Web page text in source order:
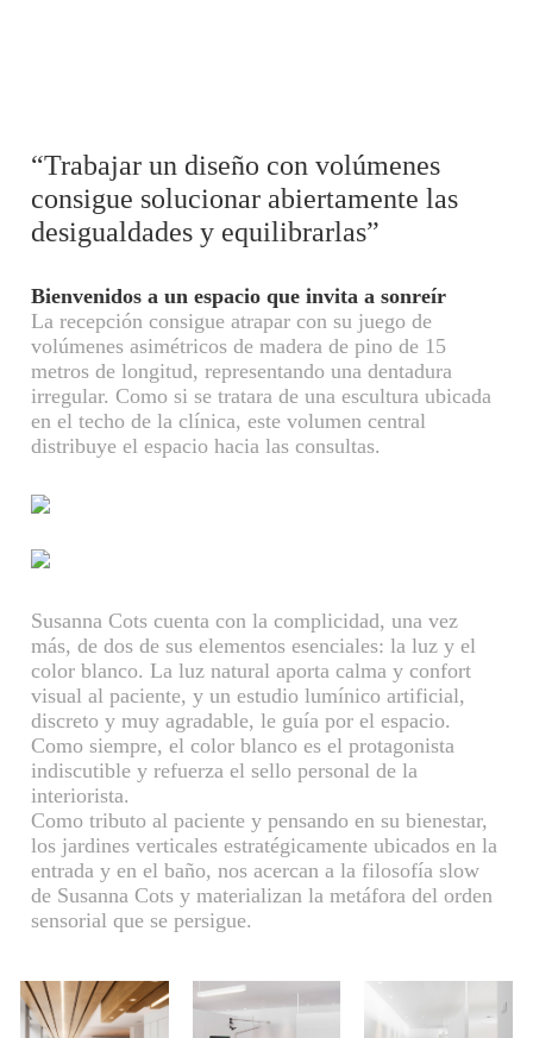
“Trabajar un diseño con volúmenes
consigue solucionar abiertamente las
desigualdades y equilibrarlas”
Bienvenidos a un espacio que invita a sonreír
La recepción consigue atrapar con su juego de
volúmenes asimétricos de madera de pino de 15
metros de longitud, representando una dentadura
irregular. Como si se tratara de una escultura ubicada
en el techo de la clínica, este volumen central
distribuye el espacio hacia las consultas.
Susanna Cots cuenta con la complicidad, una vez
más, de dos de sus elementos esenciales: la luz y el
color blanco. La luz natural aporta calma y confort
visual al paciente, y un estudio lumínico artificial,
discreto y muy agradable, le guía por el espacio.
Como siempre, el color blanco es el protagonista
indiscutible y refuerza el sello personal de la
interiorista.
Como tributo al paciente y pensando en su bienestar,
los jardines verticales estratégicamente ubicados en la
entrada y en el baño, nos acercan a la filosofía slow
de Susanna Cots y materializan la metáfora del orden
sensorial que se persigue.